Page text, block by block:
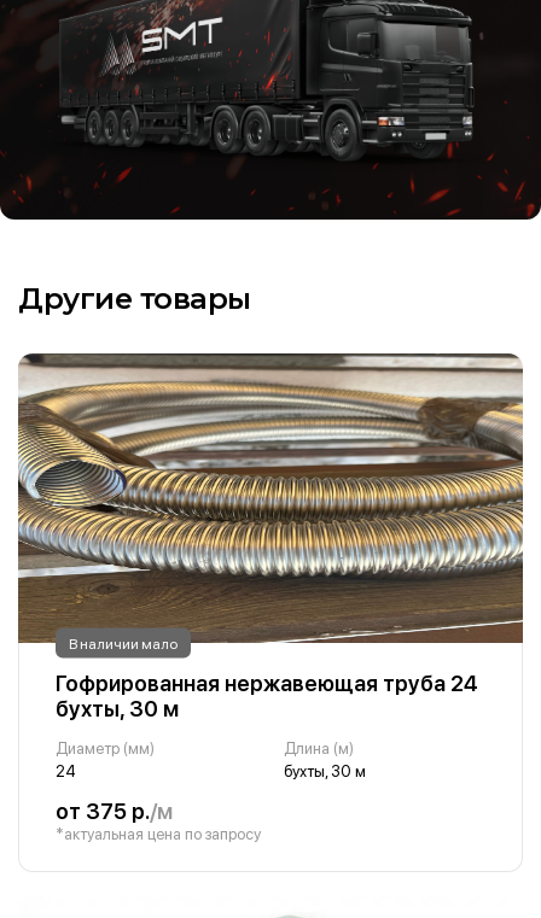
Другие товары
В наличии мало
Гофрированная нержавеющая труба 24
бухты, 30 м
Диаметр (мм)
24
Длина (м)
бухты, 30 м
от 375 р./м
*актуальная цена по запросу